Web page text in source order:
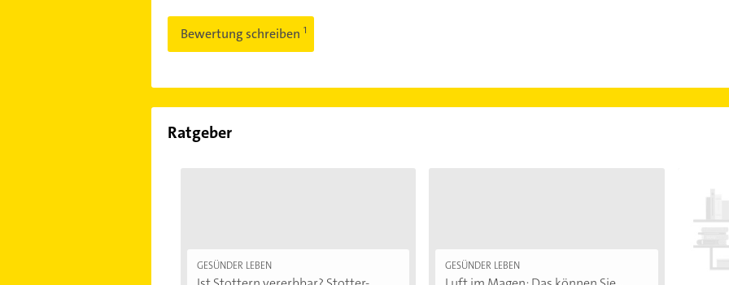
Bewertung schreiben
Ratgeber
GESÜNDER LEBEN GESÜNDER LEBEN